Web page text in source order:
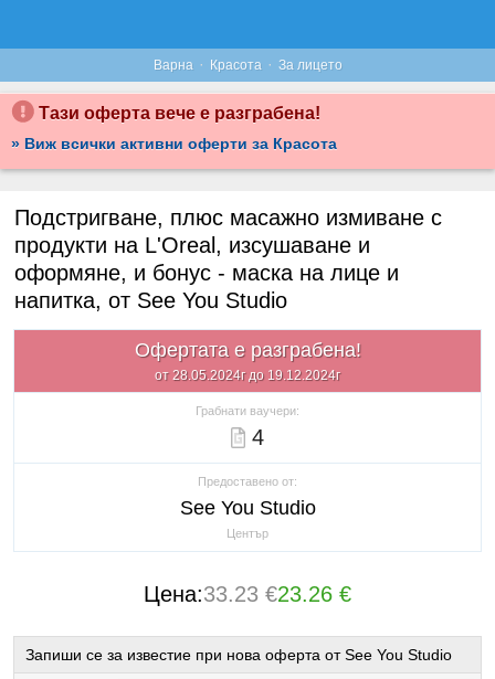
Варна · Красота · За лицето
Тази оферта вече е разграбена!
» Виж всички активни оферти за Красота
Подстригване, плюс масажно измиване с
продукти на L'Oreal, изсушаване и
оформяне, и бонус - маска на лице и
напитка, от See You Studio
Офертата е разграбена!
от 28.05.2024г до 19.12.2024г
Грабнати ваучери:
4
Предоставено от:
See You Studio
Център
Цена:33.23 €23.26 €
Запиши се за известие при нова оферта от See You Studio